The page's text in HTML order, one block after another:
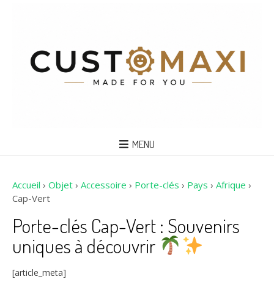
MENU
Accueil › Objet › Accessoire › Porte-clés › Pays › Afrique ›
Cap-Vert
Porte-clés Cap-Vert : Souvenirs
uniques à découvrir
[article_meta]